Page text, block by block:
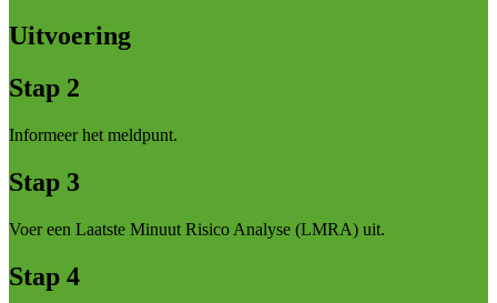
Uitvoering
Stap 2
Informeer het meldpunt.
Stap 3
Voer een Laatste Minuut Risico Analyse (LMRA) uit.
Stap 4